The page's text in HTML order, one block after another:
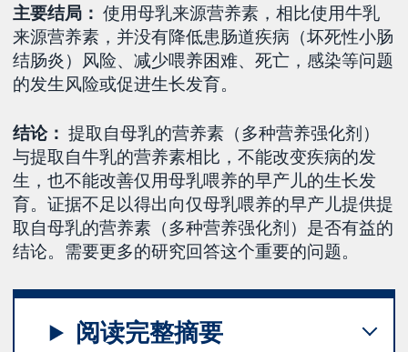
主要结局： 使用母乳来源营养素，相比使用牛乳
来源营养素，并没有降低患肠道疾病（坏死性小肠
结肠炎）风险、减少喂养困难、死亡，感染等问题
的发生风险或促进生长发育。
结论： 提取自母乳的营养素（多种营养强化剂）
与提取自牛乳的营养素相比，不能改变疾病的发
生，也不能改善仅用母乳喂养的早产儿的生长发
育。证据不足以得出向仅母乳喂养的早产儿提供提
取自母乳的营养素（多种营养强化剂）是否有益的
结论。需要更多的研究回答这个重要的问题。
阅读完整摘要